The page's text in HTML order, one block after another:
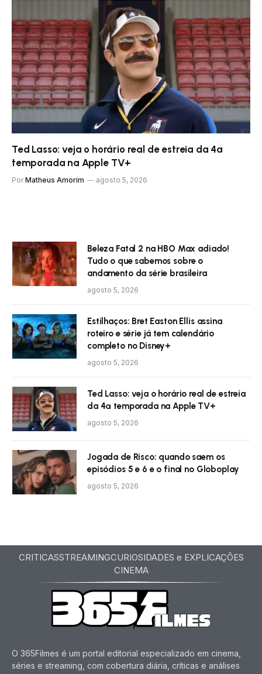
Ted Lasso: veja o horário real de estreia da 4ª
temporada na Apple TV+
Por Matheus Amorim agosto 5, 2026
Beleza Fatal 2 na HBO Max adiado!
Tudo o que sabemos sobre o
andamento da série brasileira
agosto 5, 2026
Estilhaços: Bret Easton Ellis assina
roteiro e série já tem calendário
completo no Disney+
agosto 5, 2026
Ted Lasso: veja o horário real de estreia
da 4ª temporada na Apple TV+
agosto 5, 2026
Jogada de Risco: quando saem os
episódios 5 e 6 e o final no Globoplay
agosto 5, 2026
CRITICASSTREAMINGCURIOSIDADES e EXPLICAÇÕES
CINEMA
O 365Filmes é um portal editorial especializado em cinema,
séries e streaming, com cobertura diária, críticas e análises